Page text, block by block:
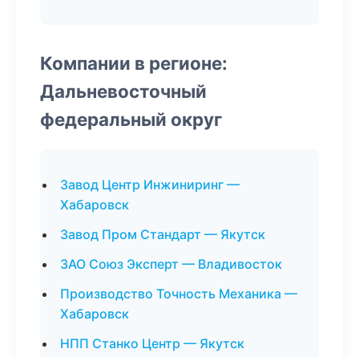
Компании в регионе:
Дальневосточный
федеральный округ
Завод Центр Инжиниринг —
Хабаровск
Завод Пром Стандарт — Якутск
ЗАО Союз Эксперт — Владивосток
Производство Точность Механика —
Хабаровск
НПП Станко Центр — Якутск